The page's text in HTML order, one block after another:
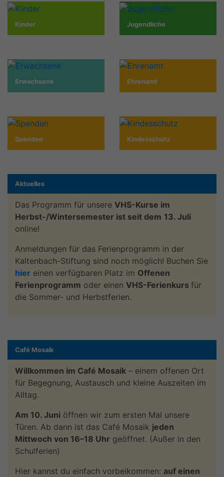
Kinder Jugendliche
Erwachsene Ehrenamt
Spenden Kindesschutz
Aktuelles
Das Programm für unsere VHS-Kurse im
Herbst-/Wintersemester ist seit dem 13. Juli
online!
Anmeldungen für das Ferienprogramm in der
Kaltenbach-Stiftung sind noch möglich! Buchen Sie
hier einen verfügbaren Platz im Offenen
Ferienprogramm oder einen VHS-Ferienkurs für
die Sommer- und Herbstferien.
Café Mosaik
Willkommen im Café Mosaik – einem offenen Ort
für Begegnung, Austausch und kleine Auszeiten im
Alltag.
Am 10. Juni öffnen wir zum ersten Mal unsere
Türen. Ab dann ist das Café Mosaik jeden
Mittwoch von 16–18 Uhr geöffnet. (Außer in den
Schulferien)
Hier kannst du einfach vorbeikommen: auf einen